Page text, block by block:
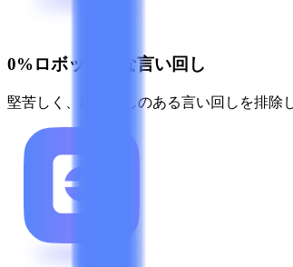
0%ロボット的な言い回し
堅苦しく、繰り返しのある言い回しを排除